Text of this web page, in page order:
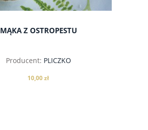
MĄKA Z OSTROPESTU
Producent: PLICZKO
10,00 zł